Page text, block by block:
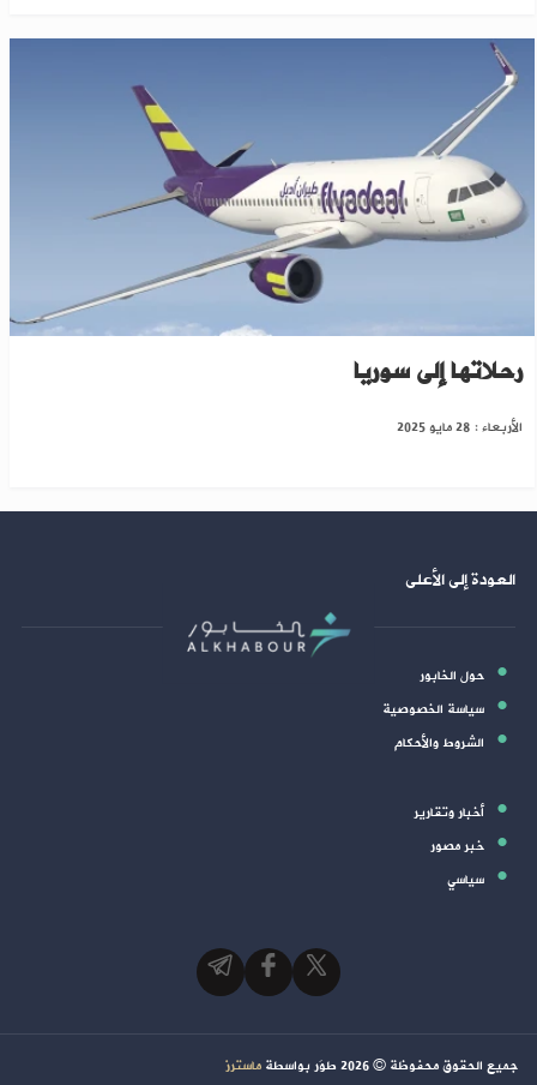
شركة “طيران أديل” السعودية تستعد لاستئناف
رحلاتها إلى سوريا
الأربعاء : 28 مايو 2025
العودة إلى الأعلى
حول الخابور
سياسة الخصوصية
الشروط والأحكام
أخبار وتقارير
خبر مصور
سياسي
جميع الحقوق محفوظة ©2026طوَر بواسطةماسترز